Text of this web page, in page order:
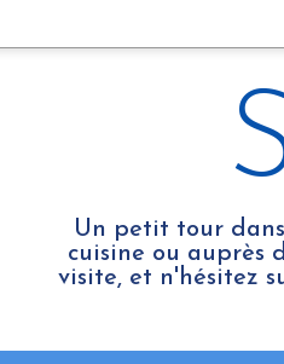
Un petit tour
cuisine ou auprès
visite, et n'hésitez